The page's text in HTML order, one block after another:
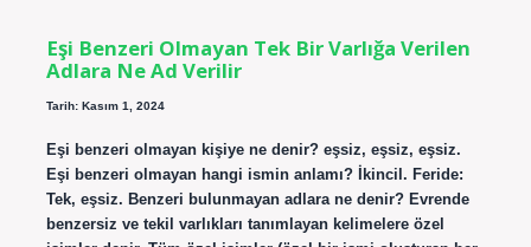
Eşi Benzeri Olmayan Tek Bir Varlığa Verilen
Adlara Ne Ad Verilir
Tarih: Kasım 1, 2024
Eşi benzeri olmayan kişiye ne denir? eşsiz, eşsiz, eşsiz.
Eşi benzeri olmayan hangi ismin anlamı? İkincil. Feride:
Tek, eşsiz. Benzeri bulunmayan adlara ne denir? Evrende
benzersiz ve tekil varlıkları tanımlayan kelimelere özel